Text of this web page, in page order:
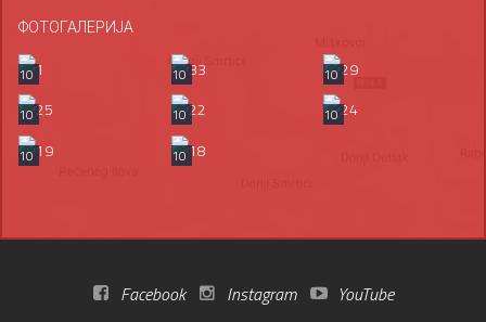
ФОТОГАЛЕРИЈА
10 10
10
10
10
10
10
10
Facebook Instagram YouTube